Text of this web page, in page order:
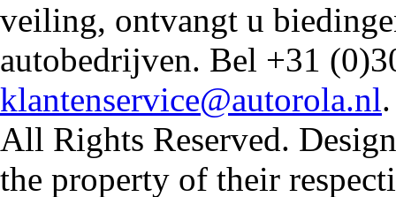
veiling, ontvangt u
autobedrijven. Bel +31
klantenservice@autorola.nl
All Rights Reserved.
the property of their